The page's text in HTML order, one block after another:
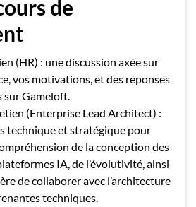
de
(HR) : une discussion axée sur
vos motivations, et des réponses
sur Gameloft.
(Enterprise Lead Architect) :
technique et stratégique pour
de la conception des
IA, de l’évolutivité, ainsi
de collaborer avec l’architecture
techniques.